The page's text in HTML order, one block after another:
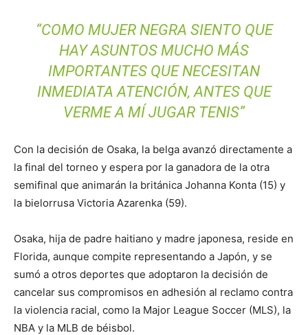
“COMO MUJER NEGRA SIENTO QUE
HAY ASUNTOS MUCHO MÁS
IMPORTANTES QUE NECESITAN
INMEDIATA ATENCIÓN, ANTES QUE
VERME A MÍ JUGAR TENIS”
Con la decisión de Osaka, la belga avanzó directamente a
la final del torneo y espera por la ganadora de la otra
semifinal que animarán la británica Johanna Konta (15) y
la bielorrusa Victoria Azarenka (59).
Osaka, hija de padre haitiano y madre japonesa, reside en
Florida, aunque compite representando a Japón, y se
sumó a otros deportes que adoptaron la decisión de
cancelar sus compromisos en adhesión al reclamo contra
la violencia racial, como la Major League Soccer (MLS), la
NBA y la MLB de béisbol.